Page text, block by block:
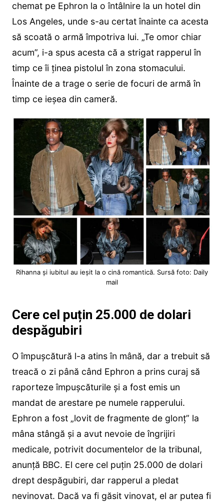
chemat pe Ephron la o întâlnire la un hotel din
Los Angeles, unde s-au certat înainte ca acesta
să scoată o armă împotriva lui. „Te omor chiar
acum”, i-a spus acesta că a strigat rapperul în
timp ce îi ținea pistolul în zona stomacului.
Înainte de a trage o serie de focuri de armă în
timp ce ieșea din cameră.
Rihanna și iubitul au ieșit la o cină romantică. Sursă foto: Daily
mail
Cere cel puțin 25.000 de dolari
despăgubiri
O împușcătură l-a atins în mână, dar a trebuit să
treacă o zi până când Ephron a prins curaj să
raporteze împușcăturile și a fost emis un
mandat de arestare pe numele rapperului.
Ephron a fost „lovit de fragmente de glonț” la
mâna stângă și a avut nevoie de îngrijiri
medicale, potrivit documentelor de la tribunal,
anunță BBC. El cere cel puțin 25.000 de dolari
drept despăgubiri, dar rapperul a pledat
nevinovat. Dacă va fi găsit vinovat, el ar putea fi